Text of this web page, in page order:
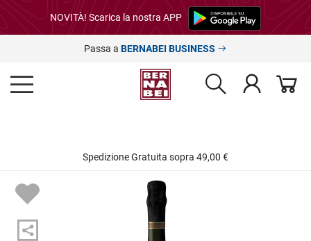
NOVITÀ! Scarica la nostra APP
Passa a BERNABEI BUSINESS
Spedizione Gratuita sopra 49,00 €